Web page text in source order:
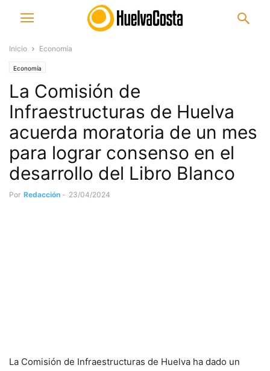
Inicio Economía
Economía
La Comisión de
Infraestructuras de Huelva
acuerda moratoria de un mes
para lograr consenso en el
desarrollo del Libro Blanco
Por Redacción - 23/04/2024
La Comisión de Infraestructuras de Huelva ha dado un